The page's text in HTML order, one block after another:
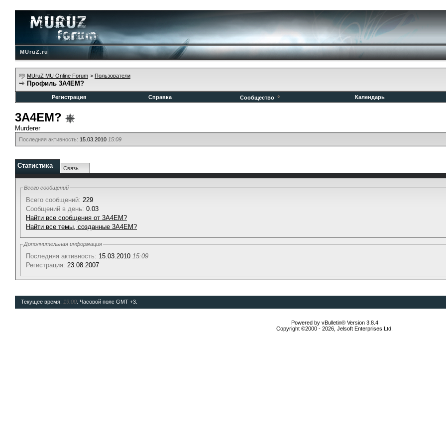
MUruZ.ru
MUruZ MU Online Forum > Пользователи
Профиль 3A4EM?
Регистрация
Справка Сообщество Календарь
3A4EM?
Murderer
Последняя активность: 15.03.2010 15:09
Статистика Связь
Всего сообщений
Всего сообщений: 229
Сообщений в день: 0.03
Найти все сообщения от 3A4EM?
Найти все темы, созданные 3A4EM?
Дополнительная информация
Последняя активность: 15.03.2010 15:09
Регистрация: 23.08.2007
Текущее время: 19:00 . Часовой пояс GMT +3.
Powered by vBulletin® Version 3.8.4
Copyright ©2000 - 2026, Jelsoft Enterprises Ltd.